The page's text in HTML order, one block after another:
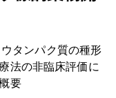
and
2021;
などが含ま
る反応とし
胞が増殖・
タンパク質の種形
法の非臨床評価に
要